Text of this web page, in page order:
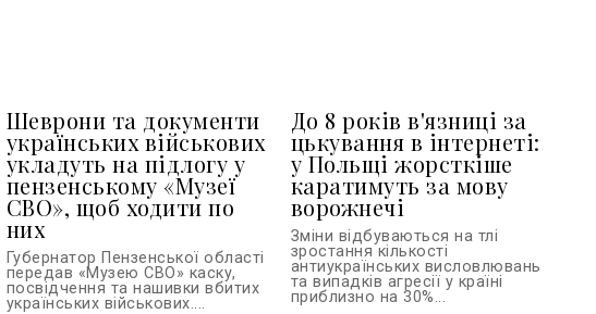
Шеврони та документи
українських військових
укладуть на підлогу у
пензенському «Музеї
СВО», щоб ходити по
них
Губернатор Пензенської області
передав «Музею СВО» каску,
посвідчення та нашивки вбитих
українських військових....
До 8 років в'язниці за
цькування в інтернеті:
у Польщі жорсткіше
каратимуть за мову
ворожнечі
Зміни відбуваються на тлі
зростання кількості
антиукраїнських висловлювань
та випадків агресії у країні
приблизно на 30%...